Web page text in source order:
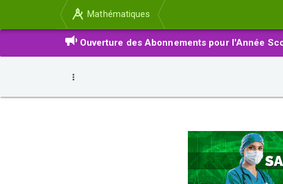
Mathématiques
Ouverture des Abonnements pour l'Année